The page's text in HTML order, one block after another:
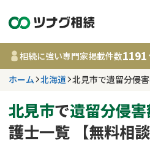
事
相続に強い専門家掲載件数1191
ホーム 北海道 北見市で遺留分侵
北見市で遺留分侵
護士一覧 【無料相